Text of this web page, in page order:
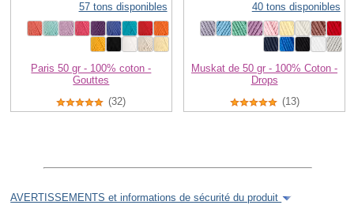
57 tons disponibles
Paris 50 gr - 100% coton -
Gouttes
(32)
40 tons disponibles
Muskat de 50 gr - 100% Coton -
Drops
(13)
AVERTISSEMENTS et informations de sécurité du produit